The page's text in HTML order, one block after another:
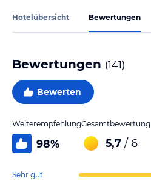
Hotelübersicht Bewertungen
Bewertungen (141)
Bewerten
Weiterempfehlung
98%
Gesamtbewertung
5,7 / 6
Sehr gut